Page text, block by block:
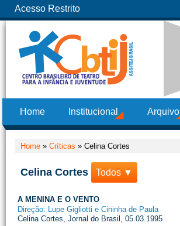
Acesso Restrito
Home Institucional Arquivo
Home » Críticas » Celina Cortes
Celina Cortes Todos ▼
A MENINA E O VENTO
Direção: Lupe Gigliotti e Cininha de Paula
Celina Cortes, Jornal do Brasil, 05.03.1995